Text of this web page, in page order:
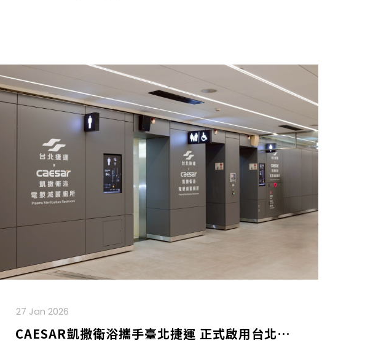
27 Jan 2026
CAESAR凱撒衛浴攜手臺北捷運 正式啟用台北車站電漿滅菌廁所